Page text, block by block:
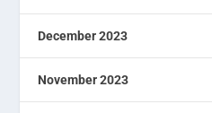
December 2023
November 2023